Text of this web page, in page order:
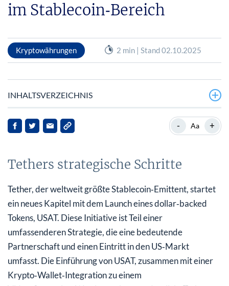
im Stablecoin‑Bereich
Kryptowährungen 2 min | Stand 02.10.2025
INHALTSVERZEICHNIS
Tethers strategische Schritte
Klärung der Gerüchte um XPL
Ausblick
- Aa +
Tethers strategische Schritte
Tether, der weltweit größte Stablecoin‑Emittent, startet
ein neues Kapitel mit dem Launch eines dollar‑backed
Tokens, USAT. Diese Initiative ist Teil einer
umfassenderen Strategie, die eine bedeutende
Partnerschaft und einen Eintritt in den US‑Markt
umfasst. Die Einführung von USAT, zusammen mit einer
Krypto‑Wallet‑Integration zu einem